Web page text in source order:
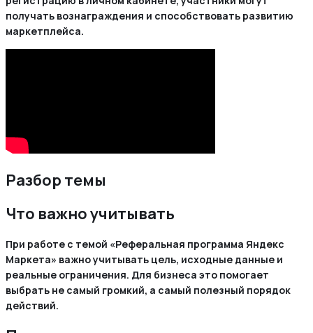
получать вознаграждения и способствовать развитию
маркетплейса.
Разбор темы
Что важно учитывать
При работе с темой «Реферальная программа Яндекс
Маркета» важно учитывать цель, исходные данные и
реальные ограничения. Для бизнеса это помогает
выбрать не самый громкий, а самый полезный порядок
действий.